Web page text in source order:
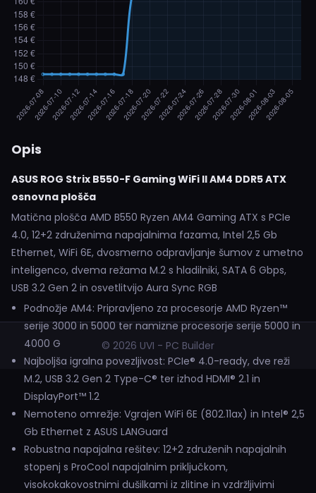
Opis
ASUS ROG Strix B550-F Gaming WiFi II AM4 DDR5 ATX
osnovna plošča
Matična plošča AMD B550 Ryzen AM4 Gaming ATX s PCIe
4.0, 12+2 združenima napajalnima fazama, Intel 2,5 Gb
Ethernet, WiFi 6E, dvosmerno odpravljanje šumov z umetno
inteligenco, dvema režama M.2 s hladilniki, SATA 6 Gbps,
USB 3.2 Gen 2 in osvetlitvijo Aura Sync RGB
Podnožje AM4: Pripravljeno za procesorje AMD Ryzen™
serije 3000 in 5000 ter namizne procesorje serije 5000 in
4000 G
Najboljša igralna povezljivost: PCIe® 4.0-ready, dve reži
M.2, USB 3.2 Gen 2 Type-C® ter izhod HDMI® 2.1 in
DisplayPort™ 1.2
Nemoteno omrežje: Vgrajen WiFi 6E (802.11ax) in Intel® 2,5
Gb Ethernet z ASUS LANGuard
Robustna napajalna rešitev: 12+2 združenih napajalnih
stopenj s ProCool napajalnim priključkom,
visokokakovostnimi dušilkami iz zlitine in vzdržljivimi
© 2026 UVI - PC Builder